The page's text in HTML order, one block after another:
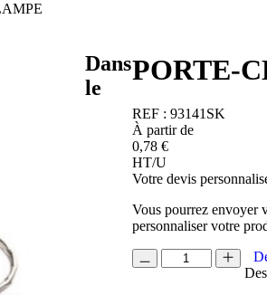
PORTE-
REF : 93141SK
À partir de
0,78 €
HT/U
Votre devis
Vous pourrez envoyer
personnaliser votre
quantité
de
Dans
le